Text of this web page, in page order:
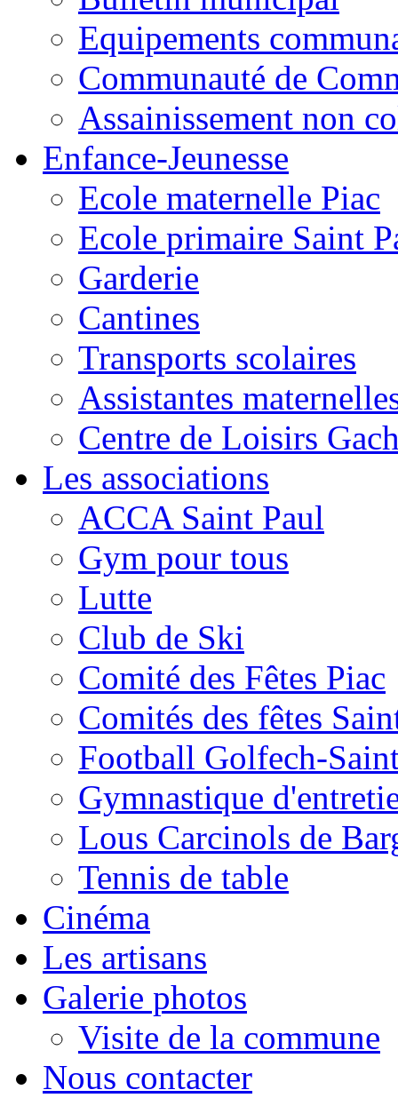
Equipements
Communauté de
Assainissement non
Enfance-Jeunesse
Ecole maternelle Piac
Ecole primaire Saint
Garderie
Cantines
Transports scolaires
Assistantes
Centre de Loisirs
Les associations
ACCA Saint Paul
Gym pour tous
Lutte
Club de Ski
Comité des Fêtes Piac
Comités des fêtes
Football Golfech-
Gymnastique
Lous Carcinols de
Tennis de table
Cinéma
Les artisans
Galerie photos
Visite de la commune
Nous contacter